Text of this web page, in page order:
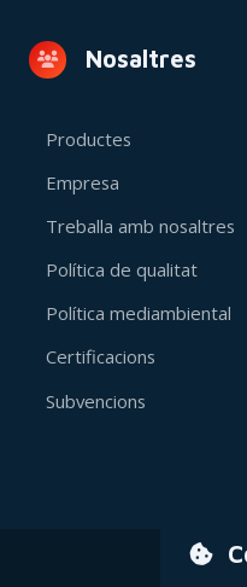
Nosaltres
Productes
Empresa
Treballa amb nosaltres
Política de qualitat
Política mediambiental
Certificacions
Subvencions